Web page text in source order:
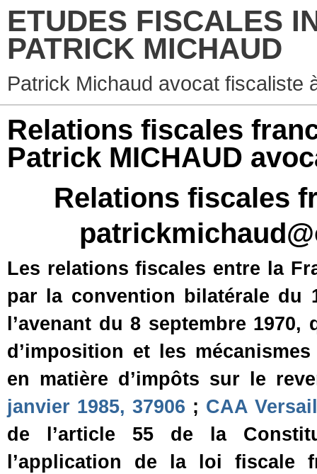
ETUDES FISCALES
PATRICK MICHAUD
Patrick Michaud avocat fiscaliste
Relations fiscales
Patrick MICHAUD
Relations fiscales
Les relations fiscales entre la
par la convention bilatérale du
l’avenant du 8 septembre
d’imposition et les
en matière d’impôts sur le
janvier 1985, 37906 ; CAA
de l’article 55 de la
l’application de la loi fiscale